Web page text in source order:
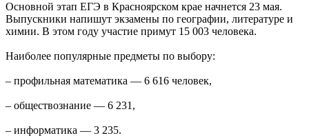
Основной этап ЕГЭ в Красноярском крае начнется 23 мая.
Выпускники напишут экзамены по географии, литературе и
химии. В этом году участие примут 15 003 человека.
Наиболее популярные предметы по выбору:
– профильная математика — 6 616 человек,
– обществознание — 6 231,
– информатика — 3 235.